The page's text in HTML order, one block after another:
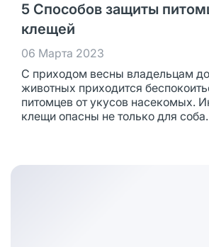
5 Способов защиты
клещей
06 Марта 2023
С приходом весны владельцам
животных приходится
питомцев от укусов насекомых.
клещи опасны не только для